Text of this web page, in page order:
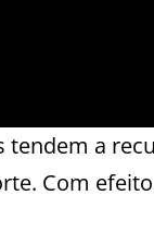
a
Com